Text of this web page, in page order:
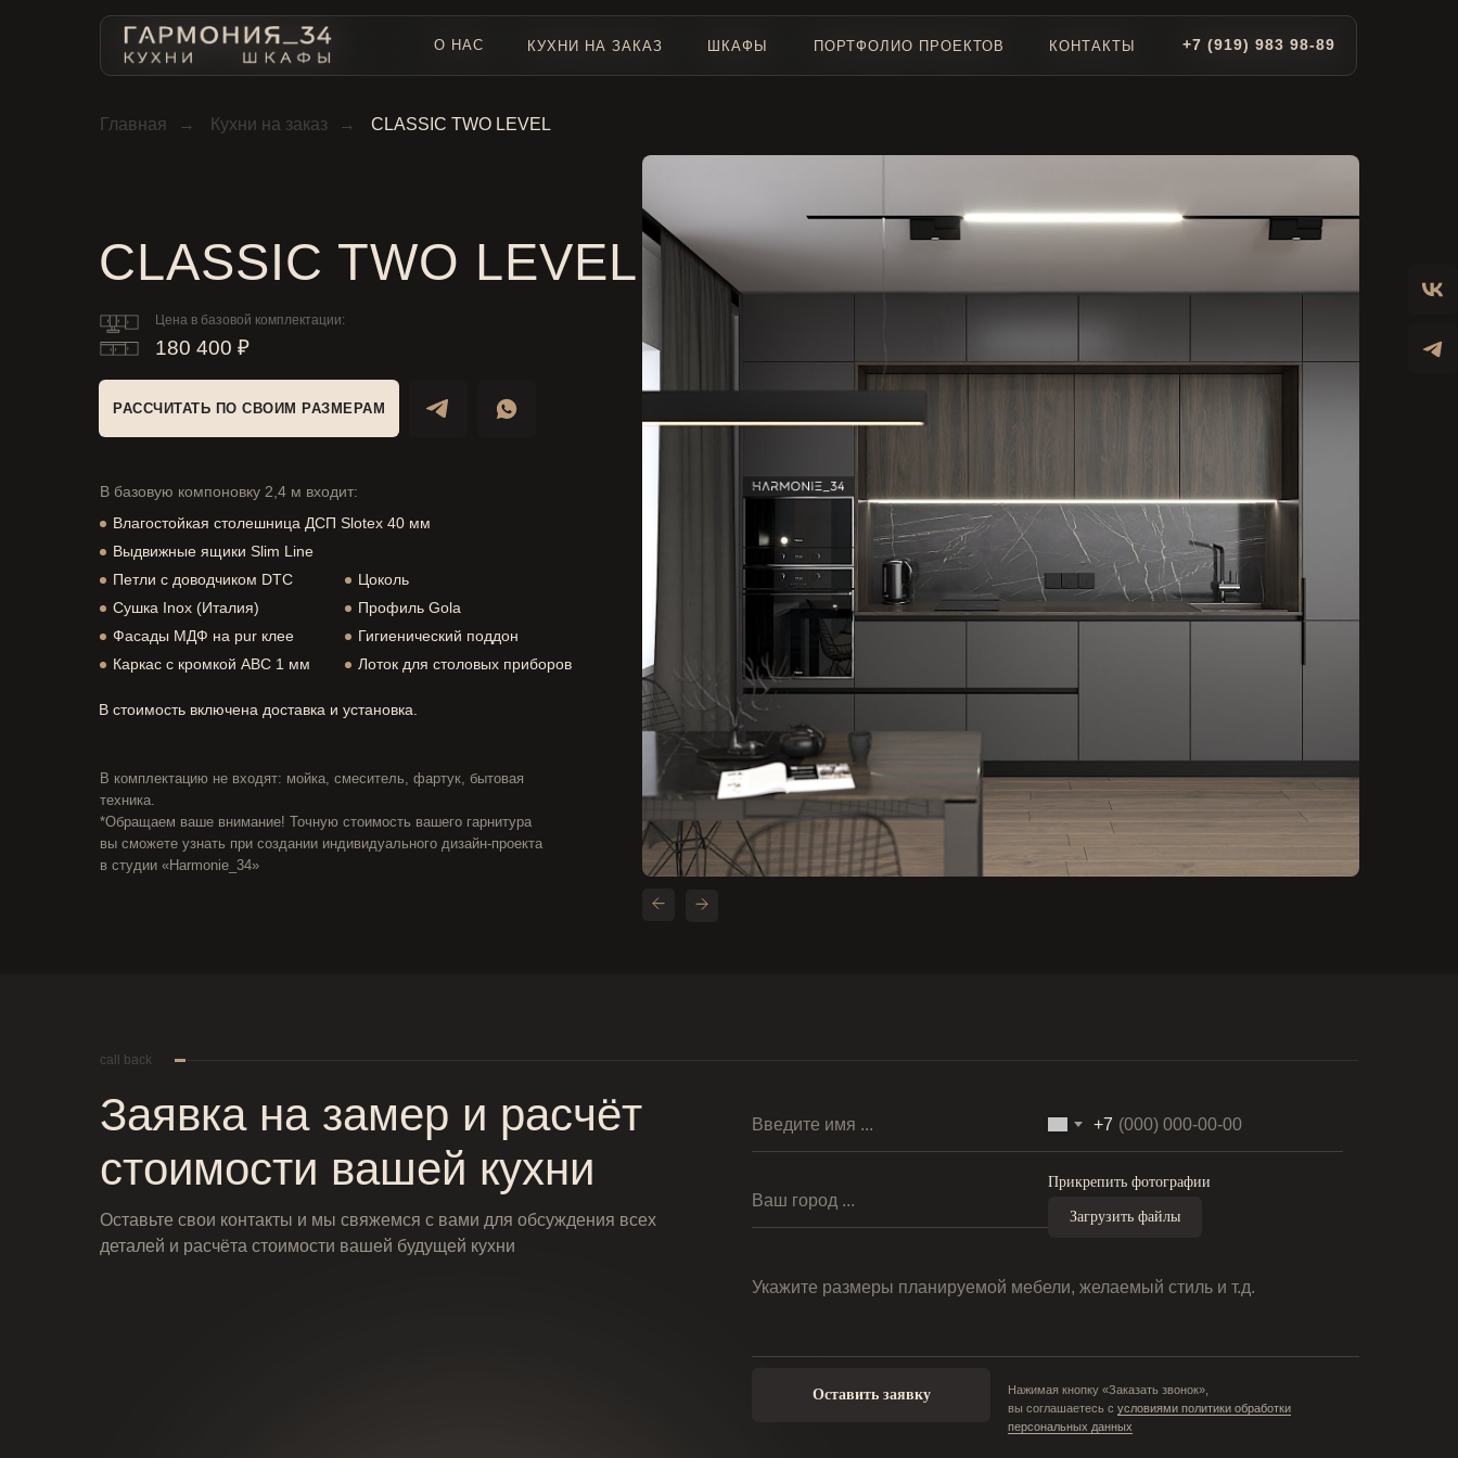
О НАС КУХНИ НА ЗАКАЗ ШКАФЫ ПОРТФОЛИО ПРОЕКТОВ КОНТАКТЫ +7 (919) 983 98-89
О НАС КУХНИ НА ЗАКАЗ ШКАФЫ ПОРТФОЛИО ПРОЕКТОВ КОНТАКТЫ +7 (919) 983 98-89
Главная → Кухни на заказ → CLASSIC TWO LEVEL
CLASSIC TWO LEVEL
Цена в базовой комплектации:
180 400 ₽
РАССЧИТАТЬ ПО СВОИМ РАЗМЕРАМ
В стоимость включена доставка и установка.
Влагостойкая столешница ДСП Slotex 40 мм
В базовую компоновку 2,4 м входит:
Выдвижные ящики Slim Line
Петли с доводчиком DTC
Цоколь
Сушка Inox (Италия)
Профиль Gola
Гигиенический поддон
В комплектацию не входят: мойка, смеситель, фартук, бытовая
техника.
*Обращаем ваше внимание! Точную стоимость вашего гарнитура
вы сможете узнать при создании индивидуального дизайн-проекта
в студии «Harmonie_34»
Лоток для столовых приборов
Фасады МДФ на pur клее
Каркас с кромкой ABC 1 мм
call back
Заявка на замер и расчёт
стоимости вашей кухни
Оставьте свои контакты и мы свяжемся с вами для обсуждения всех
деталей и расчёта стоимости вашей будущей кухни
Нажимая кнопку «Заказать звонок»,
вы соглашаетесь с условиями политики обработки
персональных данных
+7
Прикрепить фотографии
Загрузить файлы
Оставить заявку